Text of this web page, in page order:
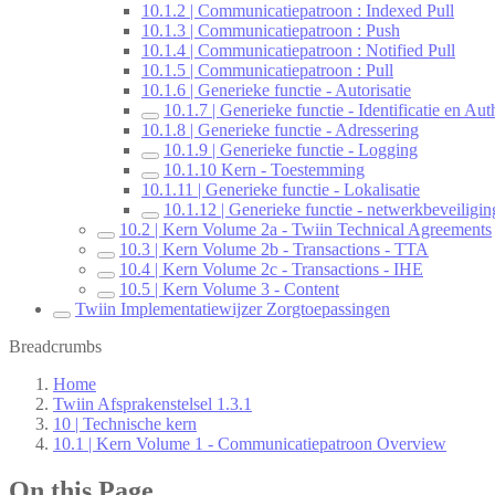
10.1.2 | Communicatiepatroon : Indexed Pull
10.1.3 | Communicatiepatroon : Push
10.1.4 | Communicatiepatroon : Notified Pull
10.1.5 | Communicatiepatroon : Pull
10.1.6 | Generieke functie - Autorisatie
10.1.7 | Generieke functie - Identificatie en
10.1.8 | Generieke functie - Adressering
10.1.9 | Generieke functie - Logging
10.1.10 Kern - Toestemming
10.1.11 | Generieke functie - Lokalisatie
10.1.12 | Generieke functie -
10.2 | Kern Volume 2a - Twiin Technical Agreements
10.3 | Kern Volume 2b - Transactions - TTA
10.4 | Kern Volume 2c - Transactions - IHE
10.5 | Kern Volume 3 - Content
Twiin Implementatiewijzer Zorgtoepassingen
Breadcrumbs
Home
Twiin Afsprakenstelsel 1.3.1
10 | Technische kern
10.1 | Kern Volume 1 - Communicatiepatroon Overview